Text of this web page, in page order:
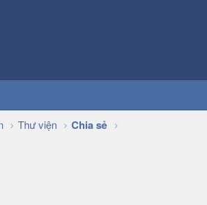
Thư viện Chia sẻ